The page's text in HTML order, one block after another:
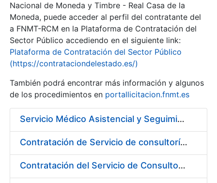
Show/Hide
Nacional de Moneda y Timbre - Real Casa de la
Moneda, puede acceder al perfil del contratante del
a FNMT-RCM en la Plataforma de Contratación del
Sector Público accediendo en el siguiente link:
Plataforma de Contratación del Sector Público
(https://contrataciondelestado.es/)
También podrá encontrar más información y algunos
de los procedimientos en portallicitacion.fnmt.es
Servicio Médico Asistencial y Seguimiento del Absentismo Laboral
Contratación de Servicio de consultoría para implantación por fases de un sistema de gestión del ciclo de vida de las aplicaciones en el área de desarrollo de CERES (Fase 1).
Contratación del Servicio de Consultoría para la Definición de la Arquitectura Empresarial de la FNMT-RCM